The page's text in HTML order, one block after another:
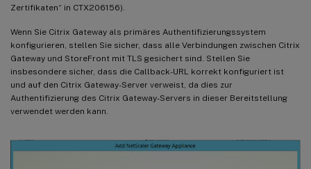
Zertifikaten“ in CTX206156).
Wenn Sie Citrix Gateway als primäres Authentifizierungssystem
konfigurieren, stellen Sie sicher, dass alle Verbindungen zwischen Citrix
Gateway und StoreFront mit TLS gesichert sind. Stellen Sie
insbesondere sicher, dass die Callback-URL korrekt konfiguriert ist
und auf den Citrix Gateway-Server verweist, da dies zur
Authentifizierung des Citrix Gateway-Servers in dieser Bereitstellung
verwendet werden kann.